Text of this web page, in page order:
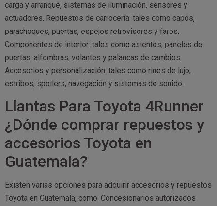
carga y arranque, sistemas de iluminación, sensores y
actuadores. Repuestos de carrocería: tales como capós,
parachoques, puertas, espejos retrovisores y faros.
Componentes de interior: tales como asientos, paneles de
puertas, alfombras, volantes y palancas de cambios.
Accesorios y personalización: tales como rines de lujo,
estribos, spoilers, navegación y sistemas de sonido.
Llantas Para Toyota 4Runner
¿Dónde comprar repuestos y
accesorios Toyota en
Guatemala?
Existen varias opciones para adquirir accesorios y repuestos
Toyota en Guatemala, como: Concesionarios autorizados